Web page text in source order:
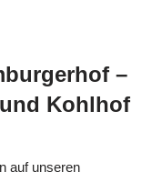
–
Kohlhof
auf unseren